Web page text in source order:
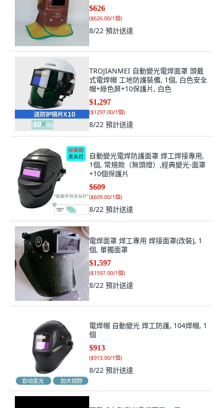
$626
($626.00/1個)
8/22 預計送達
TROJIANMEI 自動變光電焊面罩 頭戴
式電焊帽 工地防護裝備, 1個, 白色安全
帽+綠色屏+10保護片, 白色
$1,297
($1297.00/1個)
8/22 預計送達
自動變光電焊防護面罩 焊工焊接專用,
1個, 常規款（無頭燈）,經典變光-面罩
+10個保護片
$609
($609.00/1個)
8/22 預計送達
電焊面罩 焊工專用 焊接面罩(改裝), 1
個, 單獨面罩
$1,597
($1597.00/1個)
8/22 預計送達
電焊帽 自動變光 焊工防護, 104焊帽, 1
個
$913
($913.00/1個)
8/22 預計送達